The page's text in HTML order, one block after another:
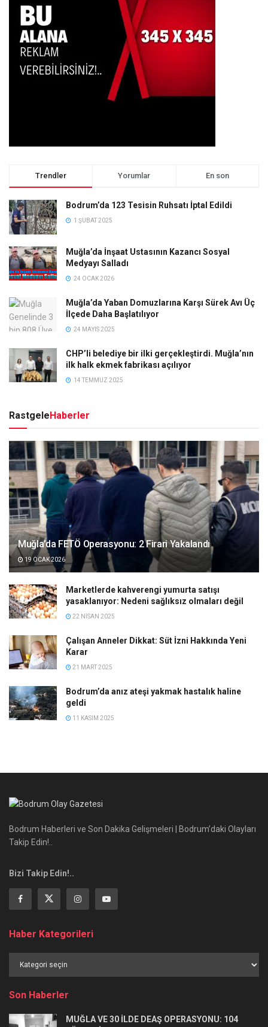
Trendler Yorumlar En son
Bodrum’da 123 Tesisin Ruhsatı İptal Edildi
1 ŞUBAT 2025
Muğla’da İnşaat Ustasının Kazancı Sosyal
Medyayı Salladı
24 OCAK 2026
Muğla’da Yaban Domuzlarına Karşı Sürek Avı Üç
İlçede Daha Başlatılıyor
24 MAYIS 2025
CHP’li belediye bir ilki gerçekleştirdi. Muğla’nın
ilk halk ekmek fabrikası açılıyor
14 TEMMUZ 2025
RastgeleHaberler
Muğla’da FETÖ Operasyonu: 2 Firari Yakalandı
19 OCAK 2026
Marketlerde kahverengi yumurta satışı
yasaklanıyor: Nedeni sağlıksız olmaları değil
22 NISAN 2025
Çalışan Anneler Dikkat: Süt İzni Hakkında Yeni
Karar
21 MART 2025
Bodrum’da anız ateşi yakmak hastalık haline
geldi
11 KASIM 2025
Bodrum Haberleri ve Son Dakika Gelişmeleri | Bodrum’daki Olayları
Takip Edin!..
Bizi Takip Edin!..
Haber Kategorileri
Kategorileri
Son Haberler
MUĞLA VE 30 İLDE DEAŞ OPERASYONU: 104